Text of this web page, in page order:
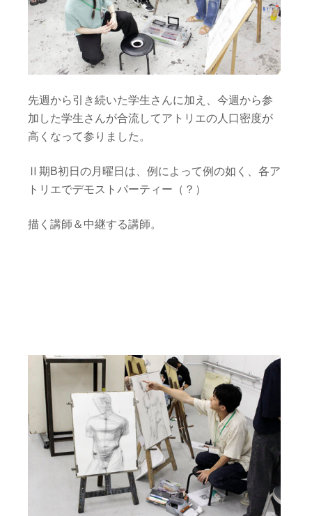
先週から引き続いた学生さんに加え、今週から参
加した学生さんが合流してアトリエの人口密度が
高くなって参りました。
Ⅱ期B初日の月曜日は、例によって例の如く、各ア
トリエでデモストパーティー（？）
描く講師＆中継する講師。